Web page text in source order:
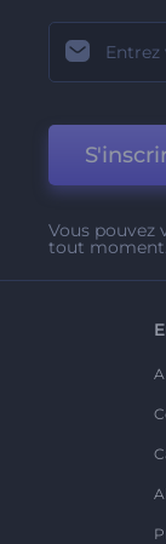
Vous pouvez
tout moment.